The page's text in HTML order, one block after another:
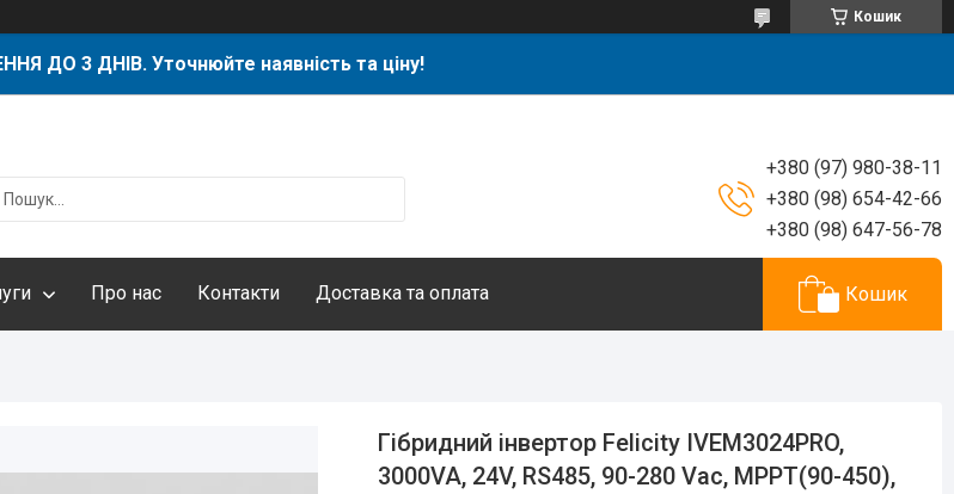
Кошик
ДО 3 ДНІВ. Уточнюйте наявність та ціну!
+380 (97) 980-38-11
+380 (98) 654-42-66
+380 (98) 647-56-78
Про нас Контакти Доставка та оплата Кошик
Гібридний інвертор Felicity IVEM3024PRO,
3000VA, 24V, RS485, 90-280 Vac, MPPT(90-450),